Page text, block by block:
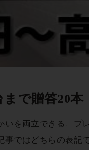
で贈答20本
を両立できる、プ
ではどちらの表記